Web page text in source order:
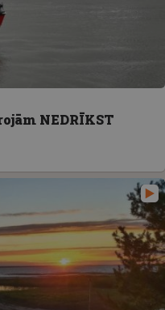
NEDRĪKST